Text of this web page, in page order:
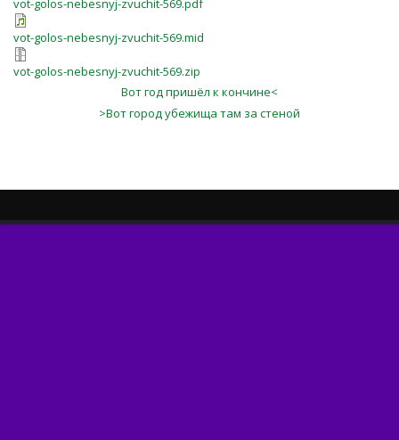
vot-golos-nebesnyj-zvuchit-569.pdf
vot-golos-nebesnyj-zvuchit-569.mid
vot-golos-nebesnyj-zvuchit-569.zip
Вот год пришёл к кончине<
>Вот город убежища там за стеной